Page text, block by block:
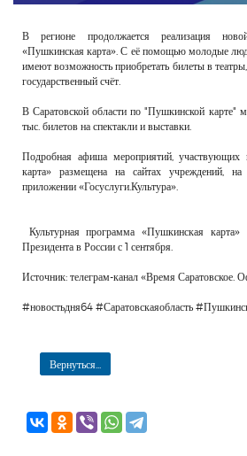
В регионе продолжается реализация
«Пушкинская карта». С её помощью молодые
имеют возможность приобретать билеты в
государственный счёт.
В Саратовской области по "Пушкинской карте"
тыс. билетов на спектакли и выставки.
Подробная афиша мероприятий,
карта» размещена на сайтах учреждений,
приложении «Госуслуги.Культура».
Культурная программа «Пушкинская карта»
Президента в России с 1 сентября.
Источник: телеграм-канал «Время Саратовское.
#новостьдня64 #Саратовскаяобласть
Вернуться...